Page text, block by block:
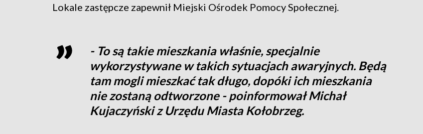
Lokale zastępcze zapewnił Miejski Ośrodek Pomocy Społecznej.
- To są takie mieszkania właśnie, specjalnie
wykorzystywane w takich sytuacjach awaryjnych. Będą
tam mogli mieszkać tak długo, dopóki ich mieszkania
nie zostaną odtworzone - poinformował Michał
Kujaczyński z Urzędu Miasta Kołobrzeg.